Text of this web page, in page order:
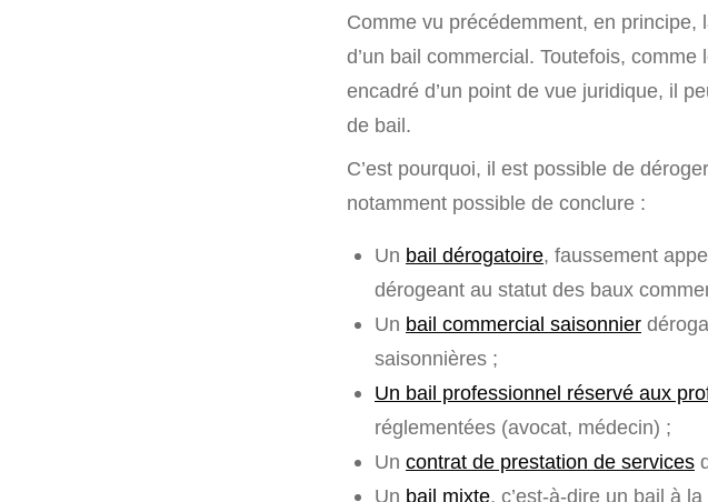
Comme vu précédemment, en principe,
d’un bail commercial. Toutefois,
encadré d’un point de vue juridique, il
de bail.
C’est pourquoi, il est possible de
notamment possible de conclure :
Un bail dérogatoire, faussement
dérogeant au statut des baux
Un bail commercial saisonnier
saisonnières ;
Un bail professionnel réservé aux
réglementées (avocat, médecin) ;
Un contrat de prestation de services
Un bail mixte, c’est-à-dire un bail à